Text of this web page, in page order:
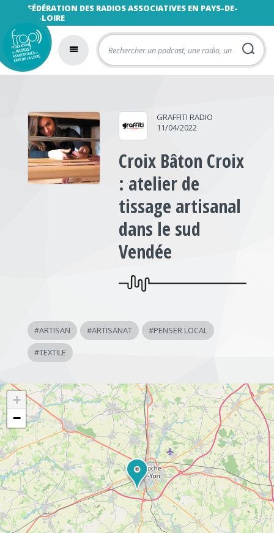
FÉDÉRATION DES RADIOS ASSOCIATIVES EN PAYS-DE-
LA-LOIRE
GRAFFITI RADIO
11/04/2022
Croix Bâton Croix
: atelier de
tissage artisanal
dans le sud
Vendée
#ARTISAN #ARTISANAT #PENSER LOCAL
#TEXTILE
+
−